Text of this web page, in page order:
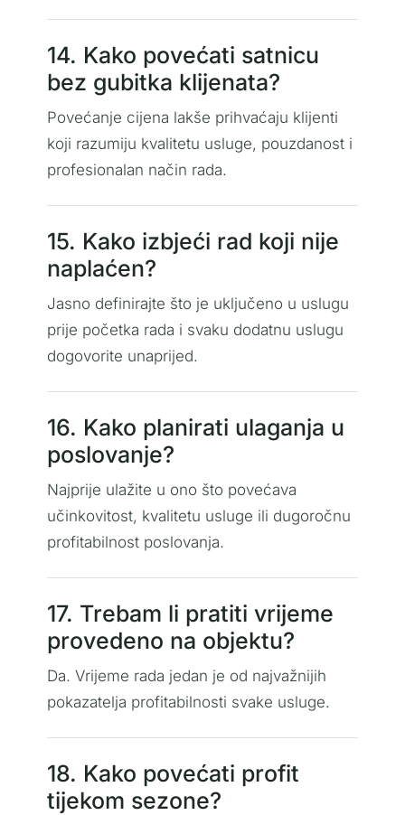
14. Kako povećati satnicu
bez gubitka klijenata?
Povećanje cijena lakše prihvaćaju klijenti
koji razumiju kvalitetu usluge, pouzdanost i
profesionalan način rada.
15. Kako izbjeći rad koji nije
naplaćen?
Jasno definirajte što je uključeno u uslugu
prije početka rada i svaku dodatnu uslugu
dogovorite unaprijed.
16. Kako planirati ulaganja u
poslovanje?
Najprije ulažite u ono što povećava
učinkovitost, kvalitetu usluge ili dugoročnu
profitabilnost poslovanja.
17. Trebam li pratiti vrijeme
provedeno na objektu?
Da. Vrijeme rada jedan je od najvažnijih
pokazatelja profitabilnosti svake usluge.
18. Kako povećati profit
tijekom sezone?